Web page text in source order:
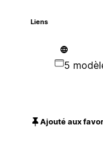
Liens
5
Ajouté aux